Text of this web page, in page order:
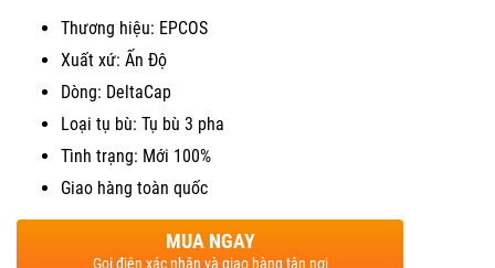
Thương hiệu: EPCOS
Xuất xứ: Ấn Độ
Dòng: DeltaCap
Loại tụ bù: Tụ bù 3 pha
Tình trạng: Mới 100%
Giao hàng toàn quốc
MUA NGAY
Gọi điện xác nhận và giao hàng tận nơi